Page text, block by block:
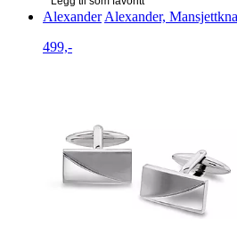
Alexander Alexander,
499,-